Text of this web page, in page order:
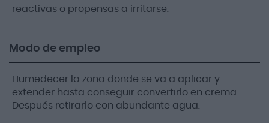
reactivas o propensas a irritarse.
Modo de empleo
Humedecer la zona donde se va a aplicar y
extender hasta conseguir convertirlo en crema.
Después retirarlo con abundante agua.